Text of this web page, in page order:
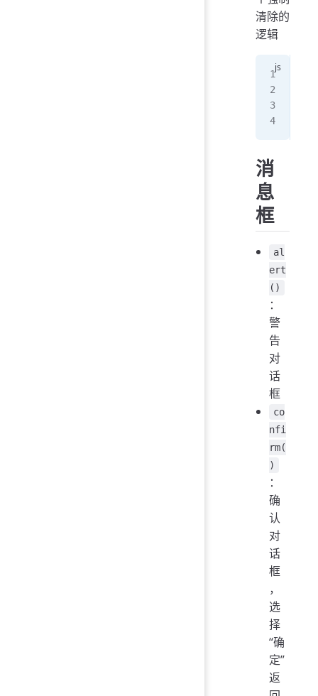
清除的
逻辑
消
息
框
al
ert
()
：
警
告
对
话
框
co
nfi
rm(
)
：
确
认
对
话
框
，
选
择
“确
定”
返